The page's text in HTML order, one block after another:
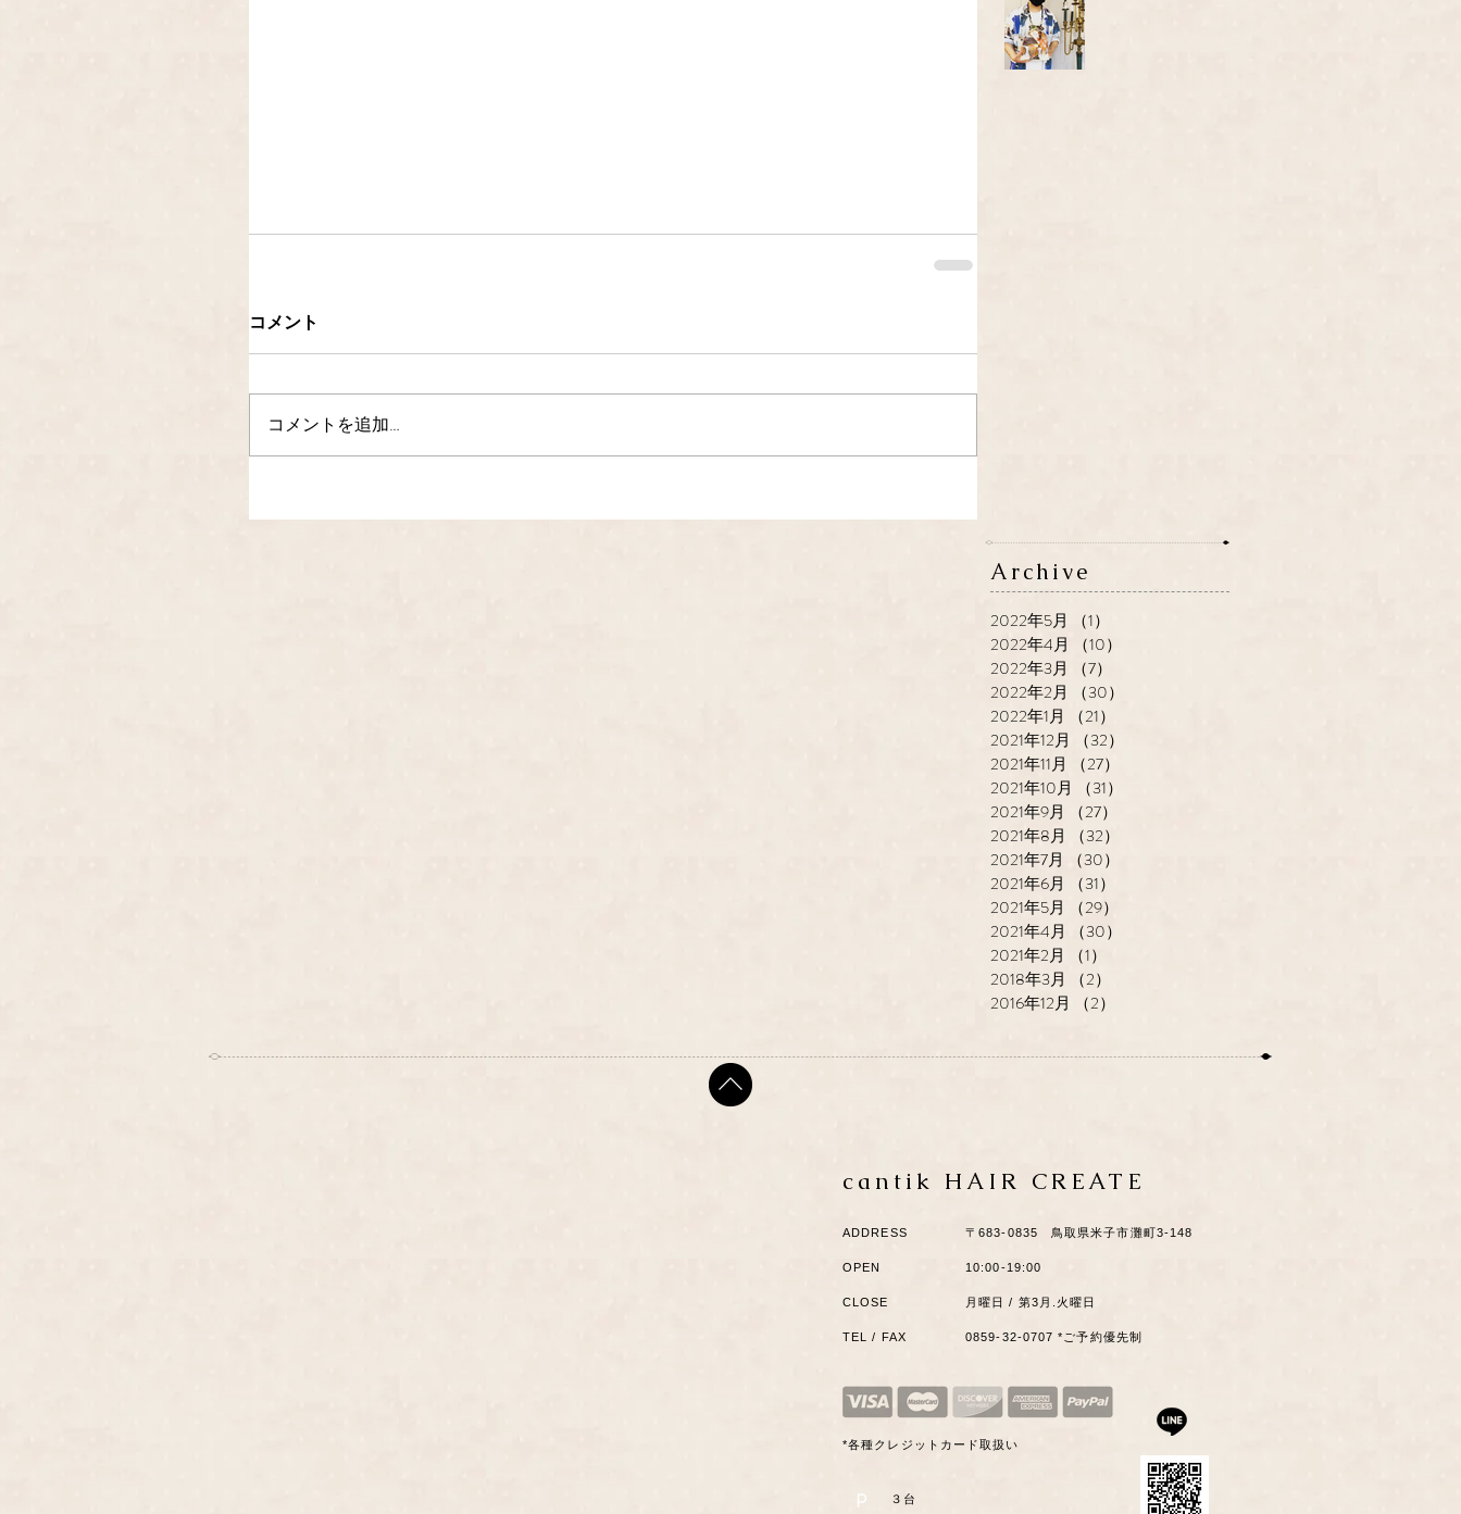
コメント
コメントを追加…
Archive
2022年5月 （1）
2022年4月
（10）
2022年3月
（7）
2022年2月
（30）
2022年1月
（21）
2021年12月
（32）
2021年11月
（27）
2021年10月
（31）
2021年9月
（27）
2021年8月
（32）
2021年7月
（30）
2021年6月
（31）
2021年5月
（29）
2021年4月
（30）
2021年2月
（1）
2018年3月
（2）
2016年12月
（2）
cantik HAIR CREATE
ADDRESS ​〒683-0835 鳥取県米子市灘町3-148
OPEN 10:00-19:00
CLOSE 月曜日 / 第3月.火曜日
TEL / FAX 0859-32-0707 *ご予約優先制
*各種クレジットカード取扱い
P ​３台